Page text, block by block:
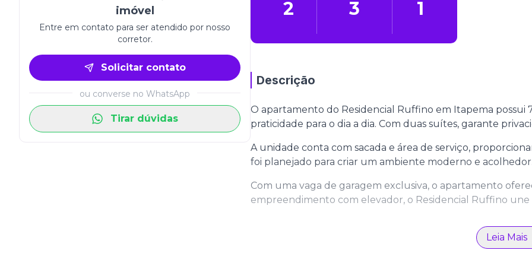
imóvel
Entre em contato para ser atendido por nosso
corretor.
Solicitar contato
ou converse no WhatsApp
Tirar dúvidas
2 3 1
Descrição
O apartamento do Residencial Ruffino em Itapema possui
praticidade para o dia a dia. Com duas suítes, garante
A unidade conta com sacada e área de serviço,
foi planejado para criar um ambiente moderno e
Com uma vaga de garagem exclusiva, o apartamento
empreendimento com elevador, o Residencial Ruffino
Leia Mais